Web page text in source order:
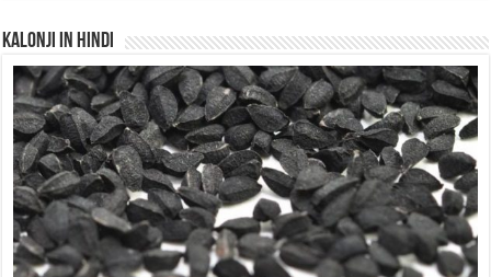
Kalonji In Hindi